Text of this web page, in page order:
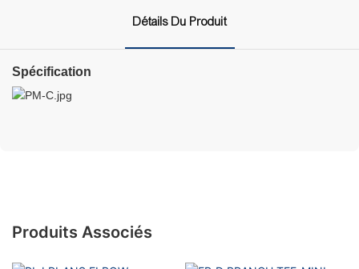
Détails Du Produit
Spécification
Produits Associés